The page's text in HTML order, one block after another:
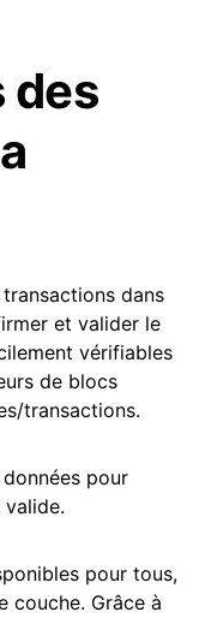
des
dans
et valider le
vérifiables
de blocs
transactions.
pour
valide.
pour tous,
couche. Grâce à